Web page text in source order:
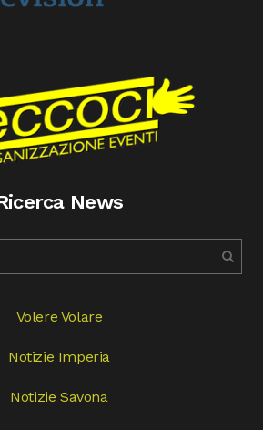
News
Volere Volare
Notizie Imperia
Notizie Savona